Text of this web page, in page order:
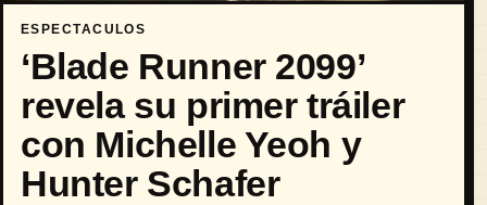
ESPECTACULOS
‘Blade Runner 2099’
revela su primer tráiler
con Michelle Yeoh y
Hunter Schafer